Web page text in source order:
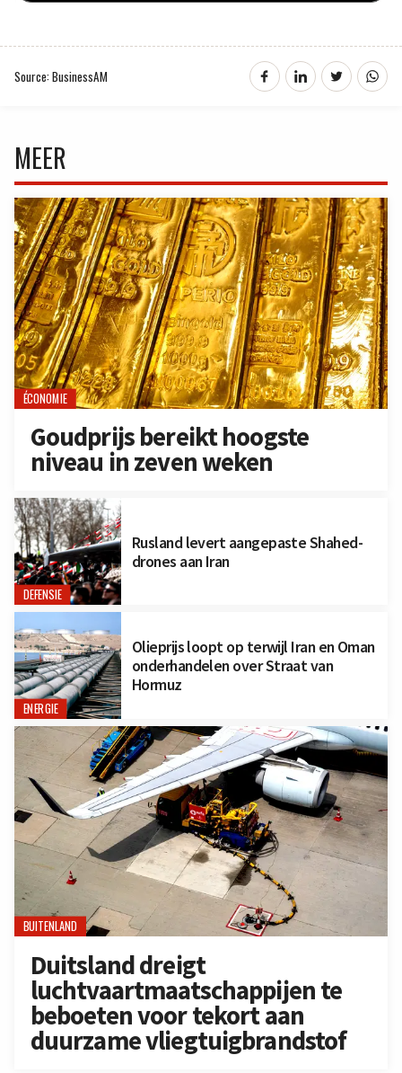
Source: BusinessAM
MEER
ÉCONOMIE
Goudprijs bereikt hoogste
niveau in zeven weken
DEFENSIE
Rusland levert aangepaste Shahed-
drones aan Iran
ENERGIE
Olieprijs loopt op terwijl Iran en Oman
onderhandelen over Straat van
Hormuz
BUITENLAND
Duitsland dreigt
luchtvaartmaatschappijen te
beboeten voor tekort aan
duurzame vliegtuigbrandstof